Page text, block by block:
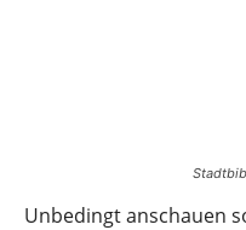
Unbedingt anschauen